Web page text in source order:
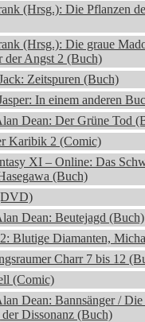
(Hrsg.): Die Pflanzen
(Hrsg.): Die graue
der Angst 2 (Buch)
Zeitspuren (Buch)
In einem anderen
Dean: Der Grüne Tod
Karibik 2 (Comic)
XI – Online: Das
(Buch)
Dean: Beutejagd (Buch)
Blutige Diamanten,
Charr 7 bis 12
(Comic)
Dean: Bannsänger /
Dissonanz (Buch)